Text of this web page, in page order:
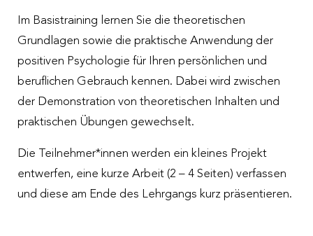
Im Basistraining lernen Sie die theoretischen
Grundlagen sowie die praktische Anwendung der
positiven Psychologie für Ihren persönlichen und
beruflichen Gebrauch kennen. Dabei wird zwischen
der Demonstration von theoretischen Inhalten und
praktischen Übungen gewechselt.
Die Teilnehmer*innen werden ein kleines Projekt
entwerfen, eine kurze Arbeit (2 – 4 Seiten) verfassen
und diese am Ende des Lehrgangs kurz präsentieren.